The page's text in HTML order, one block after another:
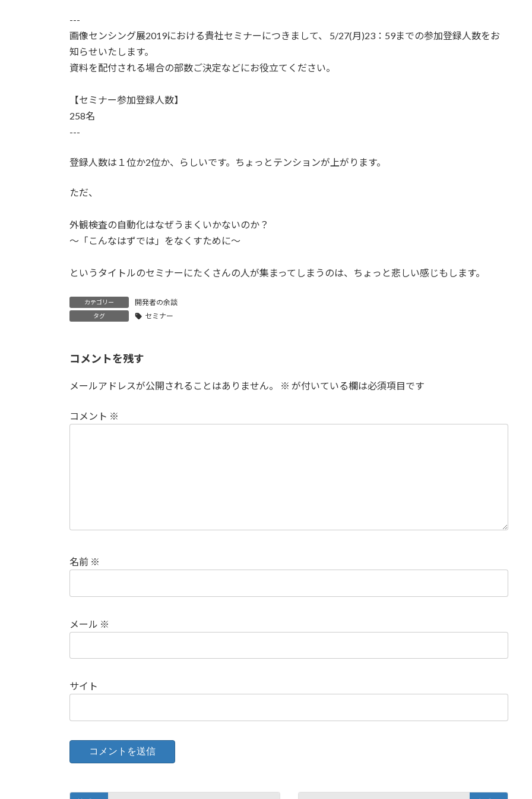
---
画像センシング展2019における貴社セミナーにつきまして、 5/27(月)23：59までの参加登録人数をお
知らせいたします。
資料を配付される場合の部数ご決定などにお役立てください。
【セミナー参加登録人数】
258名
---
登録人数は１位か2位か、らしいです。ちょっとテンションが上がります。
ただ、
外観検査の自動化はなぜうまくいかないのか？
～「こんなはずでは」をなくすために～
というタイトルのセミナーにたくさんの人が集まってしまうのは、ちょっと悲しい感じもします。
カテゴリー 開発者の余談
タグ セミナー
コメントを残す
メールアドレスが公開されることはありません。 ※ が付いている欄は必須項目です
コメント ※
名前 ※
メール ※
サイト